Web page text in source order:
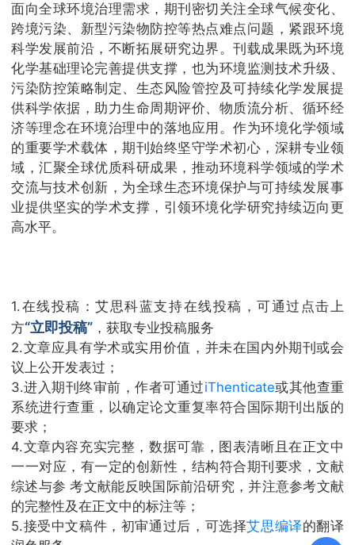
面向全球环境治理需求，期刊密切关注全球气候变化、
跨境污染、新型污染物防控等热点难点问题，紧跟环境
科学发展前沿，不断拓展研究边界。刊载成果既为环境
化学基础理论完善提供支撑，也为环境监测技术升级、
污染防控策略制定、生态风险管控及可持续化学发展提
供科学依据，助力生命周期评价、物质流分析、循环经
济等理念在环境治理中的落地应用。作为环境化学领域
的重要学术载体，期刊始终坚守学术初心，深耕专业领
域，汇聚全球优质科研成果，推动环境科学领域的学术
交流与技术创新，为全球生态环境保护与可持续发展事
业提供坚实的学术支撑，引领环境化学研究持续迈向更
高水平。
1.在线投稿：艾思科蓝支持在线投稿，可通过点击上
方“立即投稿” ，获取专业投稿服务
2.文章应具有学术或实用价值，并未在国内外期刊或会
议上公开发表过；
3.进入期刊终审前，作者可通过iThenticate或其他查重
系统进行查重，以确定论文重复率符合国际期刊出版的
要求；
4.文章内容充实完整，数据可靠，图表清晰且在正文中
一一对应，有一定的创新性，结构符合期刊要求，文献
综述与参 考文献能反映国际前沿研究，并注意参考文献
的完整性及在正文中的标注等；
5.接受中文稿件，初审通过后，可选择艾思编译的翻译